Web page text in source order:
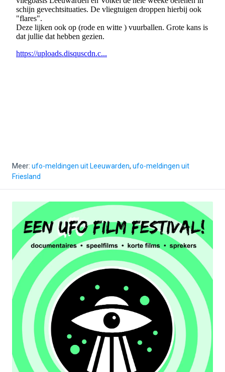
Meer: ufo-meldingen uit Leeuwarden, ufo-meldingen uit
Friesland